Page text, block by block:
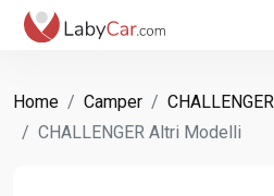
Home Camper
CHALLENGER
CHALLENGER Altri Modelli